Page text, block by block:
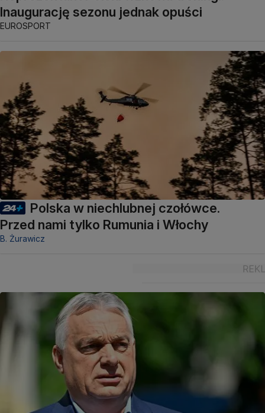
Inaugurację sezonu jednak opuści
EUROSPORT
Polska w niechlubnej czołówce.
Przed nami tylko Rumunia i Włochy
B. Żurawicz